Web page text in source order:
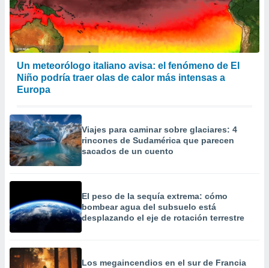
de
o a través
de
de
uso de
e
mediante
de
Un meteorólogo italiano avisa: el fenómeno de El
Niño podría traer olas de calor más intensas a
Europa
Viajes para caminar sobre glaciares: 4
rincones de Sudamérica que parecen
sacados de un cuento
El peso de la sequía extrema: cómo
bombear agua del subsuelo está
desplazando el eje de rotación terrestre
Los megaincendios en el sur de Francia